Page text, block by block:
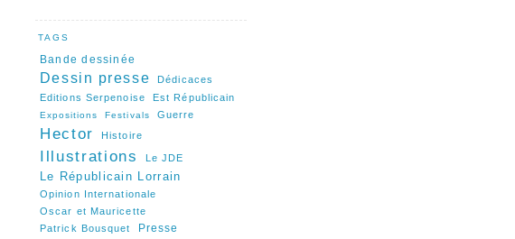
TAGS
Bande dessinée
Dessin presse
Dédicaces
Editions Serpenoise
Est Républicain
Expositions Festivals Guerre
Hector Histoire
Illustrations Le JDE
Le Républicain Lorrain
Opinion Internationale
Oscar et Mauricette
Patrick Bousquet
Presse